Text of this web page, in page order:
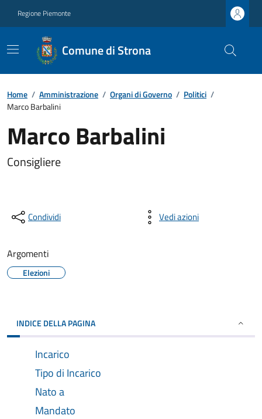
Regione Piemonte
Comune di Strona
Home / Amministrazione / Organi di Governo / Politici /
Marco Barbalini
Marco Barbalini
Consigliere
Condividi Vedi azioni
Argomenti
Elezioni
INDICE DELLA PAGINA
Incarico
Tipo di Incarico
Nato a
Mandato